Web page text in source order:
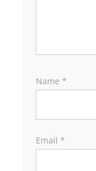
Name *
Email *